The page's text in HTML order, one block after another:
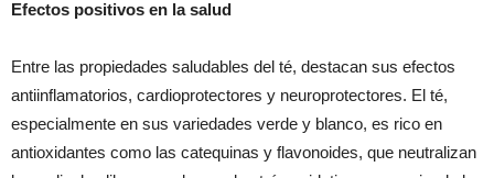
Efectos positivos en la salud
Entre las propiedades saludables del té, destacan sus efectos
antiinflamatorios, cardioprotectores y neuroprotectores. El té,
especialmente en sus variedades verde y blanco, es rico en
antioxidantes como las catequinas y flavonoides, que neutralizan